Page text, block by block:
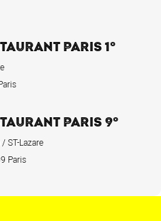
PARIS 1°
PARIS 9°
ST-Lazare
Paris